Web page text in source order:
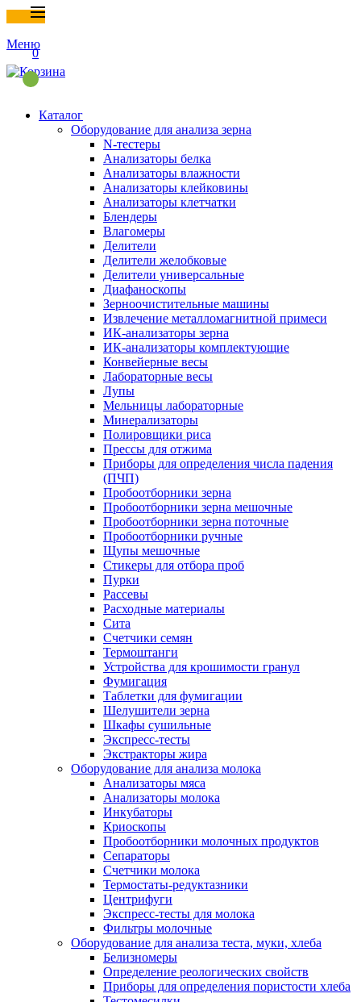
Меню
0
Каталог
Оборудование для анализа зерна
N-тестеры
Анализаторы белка
Анализаторы влажности
Анализаторы клейковины
Анализаторы клетчатки
Блендеры
Влагомеры
Делители
Делители желобковые
Делители универсальные
Диафаноскопы
Зерноочистительные машины
Извлечение металломагнитной примеси
ИК-анализаторы зерна
ИК-анализаторы комплектующие
Конвейерные весы
Лабораторные весы
Лупы
Мельницы лабораторные
Минерализаторы
Полировщики риса
Прессы для отжима
Приборы для определения числа падения
(ПЧП)
Пробоотборники зерна
Пробоотборники зерна мешочные
Пробоотборники зерна поточные
Пробоотборники ручные
Щупы мешочные
Стикеры для отбора проб
Пурки
Рассевы
Расходные материалы
Сита
Счетчики семян
Термоштанги
Устройства для крошимости гранул
Фумигация
Таблетки для фумигации
Шелушители зерна
Шкафы сушильные
Экспресс-тесты
Экстракторы жира
Оборудование для анализа молока
Анализаторы мяса
Анализаторы молока
Инкубаторы
Криоскопы
Пробоотборники молочных продуктов
Сепараторы
Счетчики молока
Термостаты-редуктазники
Центрифуги
Экспресс-тесты для молока
Фильтры молочные
Оборудование для анализа теста, муки, хлеба
Белизномеры
Определение реологических свойств
Приборы для определения пористости хлеба